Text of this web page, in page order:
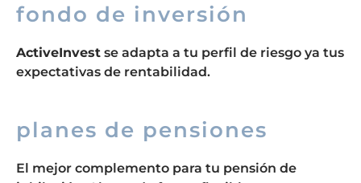
fondo de inversión
ActiveInvest se adapta a tu perfil de riesgo ya tus
expectativas de rentabilidad.
planes de pensiones
El mejor complemento para tu pensión de